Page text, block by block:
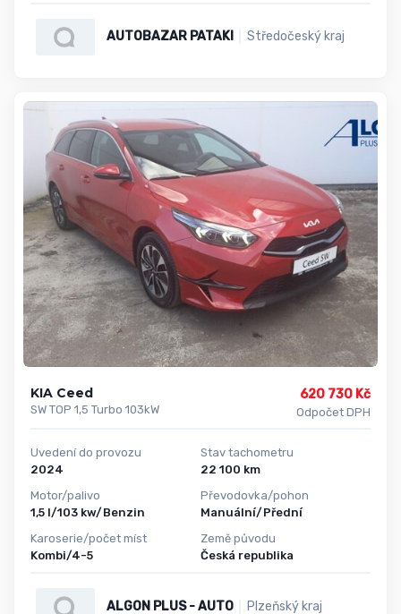
AUTOBAZAR PATAKI Středočeský kraj
KIA Ceed
SW TOP 1,5 Turbo 103kW
620 730 Kč
Odpočet DPH
Uvedení do provozu
2024
Motor/palivo
1,5 l/103 kw/Benzin
Karoserie/počet míst
Kombi/4-5
Stav tachometru
22 100 km
Převodovka/pohon
Manuální/Přední
Země původu
Česká republika
ALGON PLUS - AUTO Plzeňský kraj